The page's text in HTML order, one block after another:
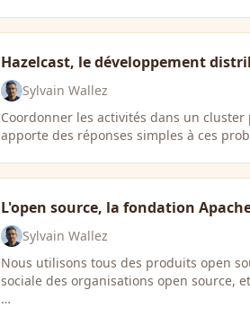
Hazelcast, le développement
Sylvain Wallez
Coordonner les activités dans un
apporte des réponses simples à ces
L'open source, la fondation
Sylvain Wallez
Nous utilisons tous des produits open
sociale des organisations open source,
…